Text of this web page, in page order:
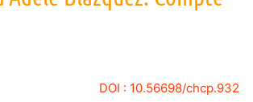
DOI : 10.56698/chcp.932